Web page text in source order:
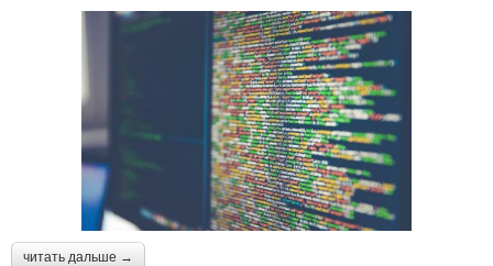
читать дальше →